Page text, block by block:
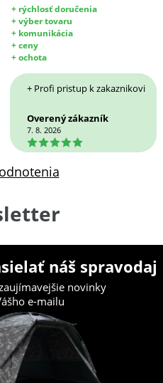
+ rýchlosť doručenia
+ výber tovaru
+ komunikácia
+ ceny
+ ochota
+ Profi pristup k zakaznikovi
Overený zákazník
7. 8. 2026
5
náš spravodaj
novinky
e-mailu